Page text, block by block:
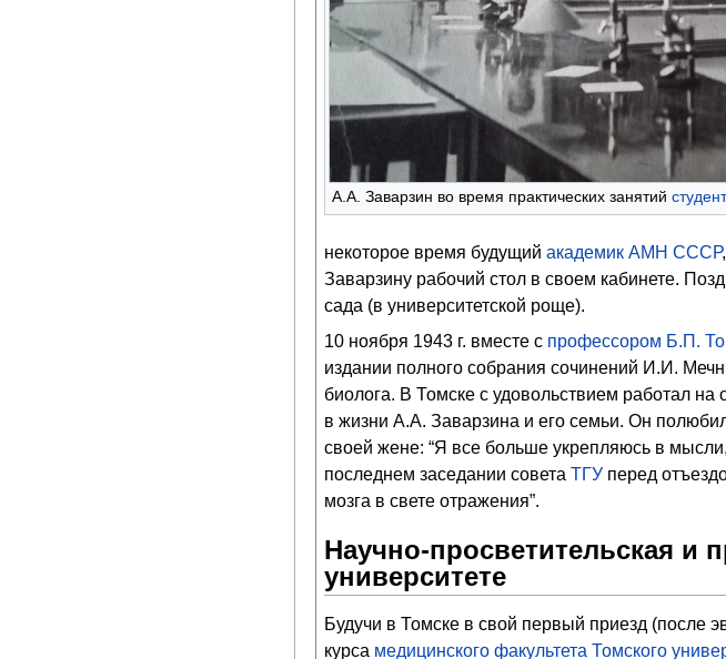
А.А. Заварзин во время практических занятий
некоторое время будущий академик АМН СССР
Заварзину рабочий стол в своем кабинете.
сада (в университетской роще).
10 ноября 1943 г. вместе с профессором Б.П.
издании полного собрания сочинений И.И.
биолога. В Томске с удовольствием работал
в жизни А.А. Заварзина и его семьи. Он
своей жене: “Я все больше укрепляюсь в
последнем заседании совета ТГУперед
мозга в свете отражения”.
Научно-просветительская и
университете
Будучи в Томске в свой первый приезд (после
курса медицинского факультета Томского